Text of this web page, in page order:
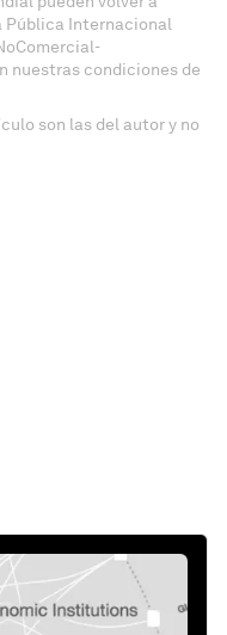
Pública Internacional
nuestras condiciones de
son las del autor y no